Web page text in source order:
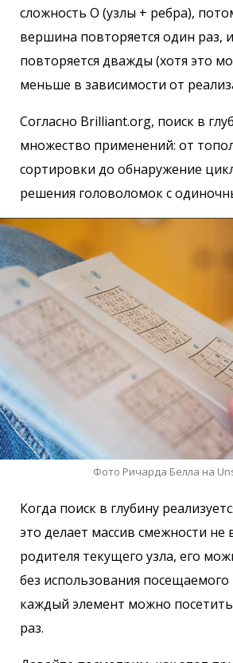
сложность O (узлы + ребра),
вершина повторяется один раз,
повторяется дважды (хотя это
меньше в зависимости от
Согласно Brilliant.org, поиск в
множество применений: от
сортировки до обнаружение
решения головоломок с
Фото Ричарда Белла на
Когда поиск в глубину
это делает массив смежности не
родителя текущего узла, его
без использования посещаемого
каждый элемент можно
раз.